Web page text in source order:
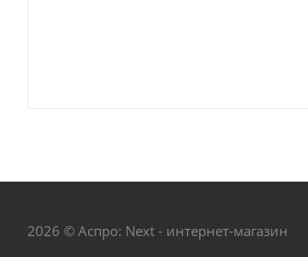
2026 © Аспро: Next - интернет-магазин